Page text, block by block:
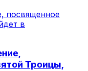
Троицы,